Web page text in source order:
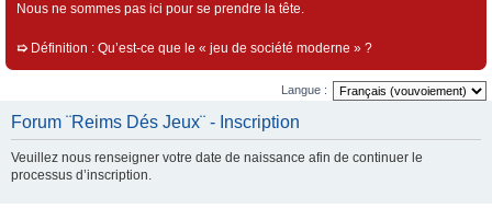
Nous ne sommes pas ici pour se prendre la tête.
➯ Définition : Qu’est-ce que le « jeu de société moderne » ?
Langue :
Forum ¨Reims Dés Jeux¨ - Inscription
Veuillez nous renseigner votre date de naissance afin de continuer le
processus d’inscription.